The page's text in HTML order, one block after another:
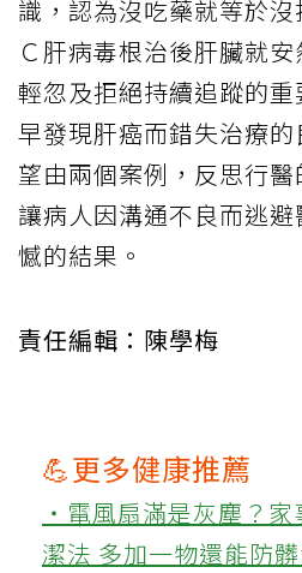
識，認為沒吃藥就等於
Ｃ肝病毒根治後肝臟就
輕忽及拒絕持續追蹤的
早發現肝癌而錯失治療
望由兩個案例，反思行
讓病人因溝通不良而逃
憾的結果。
責任編輯：陳學梅
💪更多健康推薦
‧電風扇滿是灰塵？
潔法 多加一物還能防